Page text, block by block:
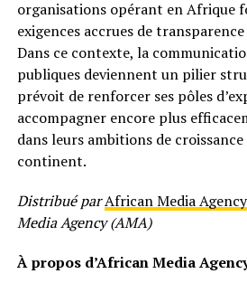
organisations opérant en Afrique
exigences accrues de
Dans ce contexte, la
publiques deviennent un pilier
prévoit de renforcer ses pôles
accompagner encore plus
dans leurs ambitions de
continent.
Distribué parAfrican Media
Media Agency (AMA)
À propos d’African Media